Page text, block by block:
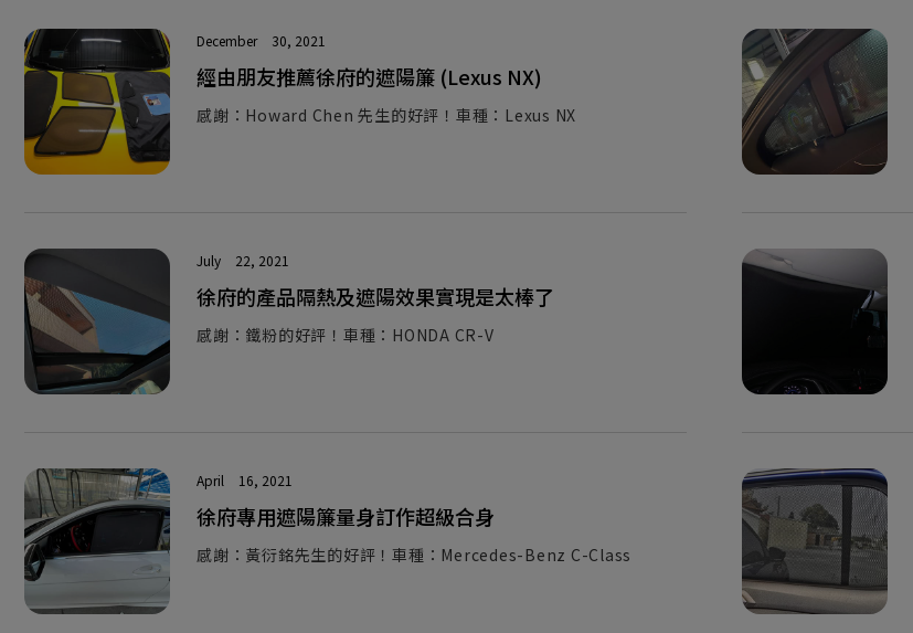
December 30, 2021
經由朋友推薦徐府的遮陽簾 (Lexus NX)
感謝：Howard Chen 先生的好評！車種：Lexus NX
July 22, 2021
徐府的產品隔熱及遮陽效果實現是太棒了
感謝：鐵粉的好評！車種：HONDA CR-V
April 16, 2021
徐府專用遮陽簾量身訂作超級合身
感謝：黃衍銘先生的好評！車種：Mercedes-Benz C-Class